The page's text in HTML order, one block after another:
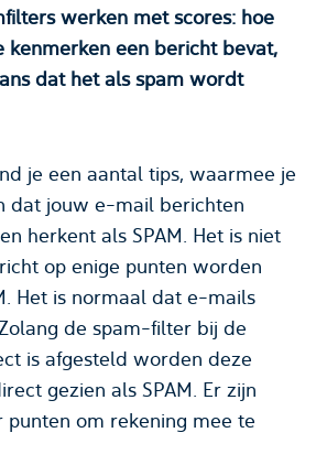
werken met scores: hoe
kenmerken een bericht bevat,
dat het als spam wordt
je een aantal tips, waarmee je
dat jouw e-mail berichten
herkent als SPAM. Het is niet
op enige punten worden
Het is normaal dat e-mails
de spam-filter bij de
is afgesteld worden deze
gezien als SPAM. Er zijn
punten om rekening mee te